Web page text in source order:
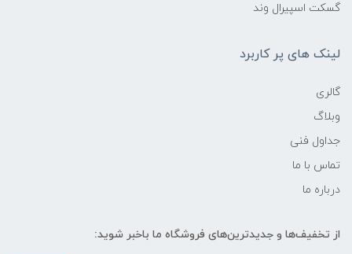
گسکت اسپیرال وند
لینک های پر کاربرد
گالری
وبلاگ
جداول فنی
تماس با ما
درباره ما
از تخفیف‌ها و جدیدترین‌های فروشگاه ما باخبر شوید: